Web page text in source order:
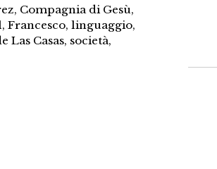
, Compagnia di Gesù,
, Francesco, linguaggio,
Las Casas, società,